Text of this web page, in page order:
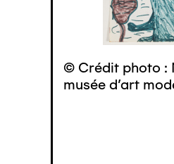
© Crédit photo :
musée d’art